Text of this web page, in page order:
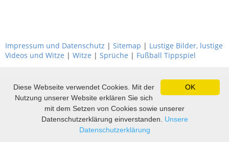
Impressum und Datenschutz | Sitemap | Lustige Bilder, lustige
Videos und Witze | Witze | Sprüche | Fußball Tippspiel
OK
Diese Webseite verwendet Cookies. Mit der
Nutzung unserer Website erklären Sie sich
mit dem Setzen von Cookies sowie unserer
Datenschutzerklärung einverstanden. Unsere
Datenschutzerklärung